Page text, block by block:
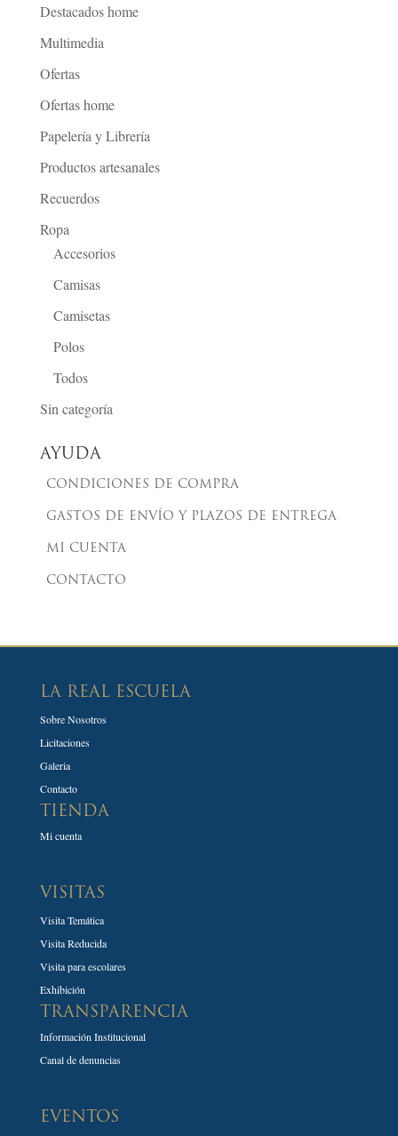
Destacados home
Multimedia
Ofertas
Ofertas home
Papelería y Librería
Productos artesanales
Recuerdos
Ropa
Accesorios
Camisas
Camisetas
Polos
Todos
Sin categoría
AYUDA
CONDICIONES DE COMPRA
GASTOS DE ENVÍO Y PLAZOS DE ENTREGA
MI CUENTA
CONTACTO
LA REAL ESCUELA
Sobre Nosotros
Licitaciones
Galeria
Contacto
TIENDA
Mi cuenta
VISITAS
Visita Temática
Visita Reducida
Visita para escolares
Exhibición
TRANSPARENCIA
Información Institucional
Canal de denuncias
EVENTOS